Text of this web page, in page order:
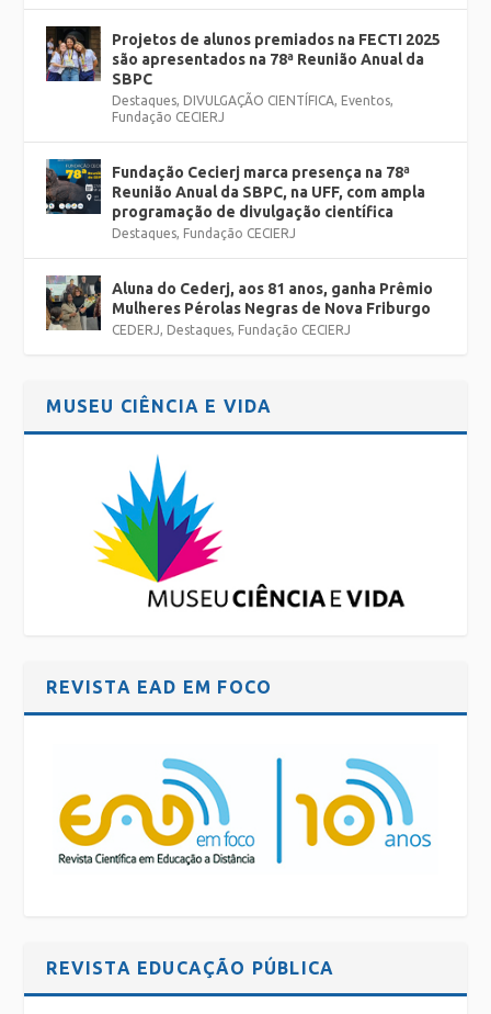
Projetos de alunos premiados na FECTI 2025
são apresentados na 78ª Reunião Anual da
SBPC
Destaques DIVULGAÇÃO CIENTÍFICA Eventos
Fundação CECIERJ
Fundação Cecierj marca presença na 78ª
Reunião Anual da SBPC, na UFF, com ampla
programação de divulgação científica
Destaques Fundação CECIERJ
Aluna do Cederj, aos 81 anos, ganha Prêmio
Mulheres Pérolas Negras de Nova Friburgo
CEDERJ Destaques Fundação CECIERJ
MUSEU CIÊNCIA E VIDA
REVISTA EAD EM FOCO
REVISTA EDUCAÇÃO PÚBLICA